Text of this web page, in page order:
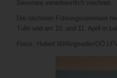
Seminare verantwortlich zeichnet.
Die nächsten Führungsseminare
Tulln und am 10. und 11. April in
Fotos: Hubert Wilflingseder/OÖ